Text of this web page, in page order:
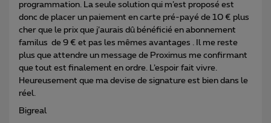
programmation. La seule solution qui m’est proposé est
donc de placer un paiement en carte pré-payé de 10 € plus
cher que le prix que j’aurais dû bénéficié en abonnement
familus de 9 € et pas les mêmes avantages . Il me reste
plus que attendre un message de Proximus me confirmant
que tout est finalement en ordre. L’espoir fait vivre.
Heureusement que ma devise de signature est bien dans le
réel.
Bigreal